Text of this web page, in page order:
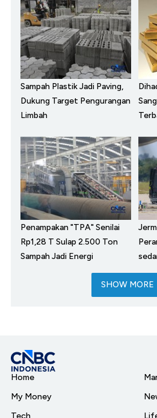
Sampah Plastik Jadi Paving,
Dukung Target Pengurangan
Limbah
Penampakan "TPA" Senilai
Rp1,28 T Sulap 2.500 Ton
Sampah Jadi Energi
SHOW MORE
Home
My Money